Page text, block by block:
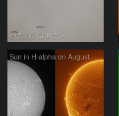
小犬のプロキオン
Sun in H-alpha on August 9, 2026